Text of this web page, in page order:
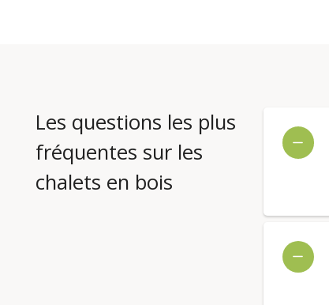
Les questions les plus
fréquentes sur les
chalets en bois